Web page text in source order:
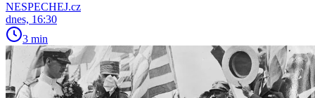
NESPECHEJ.cz
dnes, 16:30
3 min